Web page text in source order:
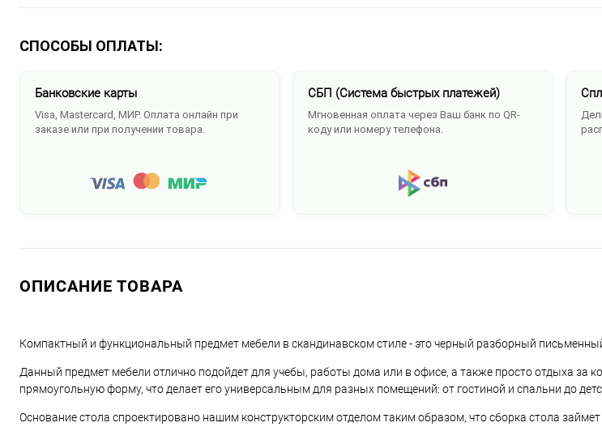
СПОСОБЫ ОПЛАТЫ:
Банковские карты
Visa, Mastercard, МИР. Оплата онлайн при
заказе или при получении товара.
СБП (Система быстрых платежей)
Мгновенная оплата через Ваш банк по QR-
коду или номеру телефона.
ОПИСАНИЕ ТОВАРА
Компактный и функциональный предмет мебели в скандинавском стиле - это черный разборный
Данный предмет мебели отлично подойдет для учебы, работы дома или в офисе, а также просто отдыха за
прямоугольную форму, что делает его универсальным для разных помещений: от гостиной и спальни до
Основание стола спроектировано нашим конструкторским отделом таким образом, что сборка стола